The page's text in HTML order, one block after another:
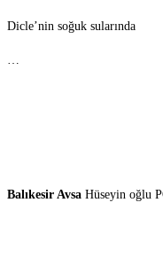
Dicle’nin soğuk sularında
…
İmran
Balıkesir Avsa Hüseyin oğlu
POLUÇ